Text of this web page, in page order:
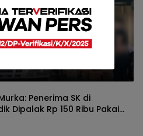
Sita 172 Ribu Batang
Kemasan Sabun
Penerima SK di
Dipalak Rp 150 Ribu Pakai
KPK Turut Pantau